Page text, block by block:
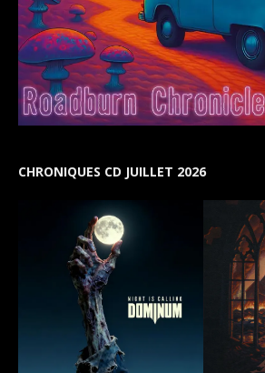
CHRONIQUES CD JUILLET 2026